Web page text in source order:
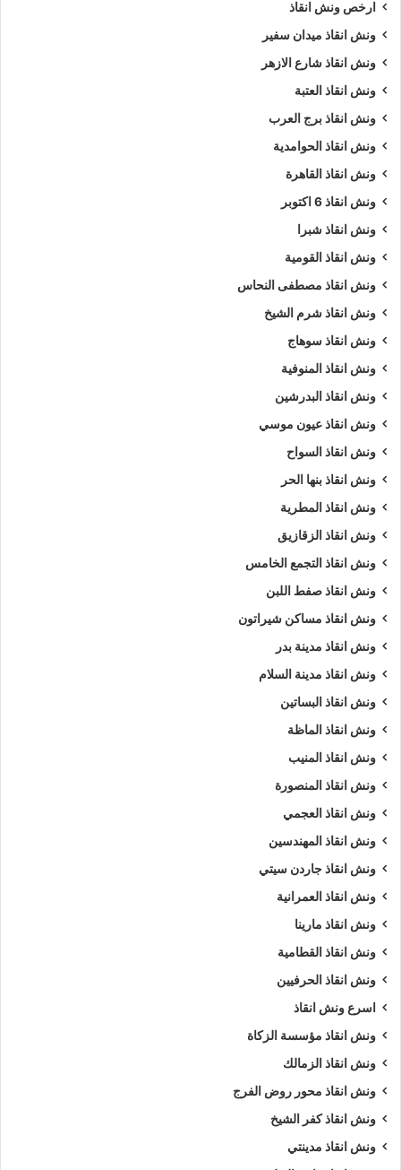
ارخص ونش انقاذ
ونش انقاذ ميدان سفير
ونش انقاذ شارع الازهر
ونش انقاذ العتبة
ونش انقاذ برج العرب
ونش انقاذ الحوامدية
ونش انقاذ القاهرة
ونش انقاذ 6 اكتوبر
ونش انقاذ شبرا
ونش انقاذ القومية
ونش انقاذ مصطفى النحاس
ونش انقاذ شرم الشيخ
ونش انقاذ سوهاج
ونش انقاذ المنوفية
ونش انقاذ البدرشين
ونش انقاذ عيون موسي
ونش انقاذ السواح
ونش انقاذ بنها الحر
ونش انقاذ المطرية
ونش انقاذ الزقازيق
ونش انقاذ التجمع الخامس
ونش انقاذ صفط اللبن
ونش انقاذ مساكن شيراتون
ونش انقاذ مدينة بدر
ونش انقاذ مدينة السلام
ونش انقاذ البساتين
ونش انقاذ الماظة
ونش انقاذ المنيب
ونش انقاذ المنصورة
ونش انقاذ العجمي
ونش انقاذ المهندسين
ونش انقاذ جاردن سيتي
ونش انقاذ العمرانية
ونش انقاذ مارينا
ونش انقاذ القطامية
ونش انقاذ الحرفيين
اسرع ونش انقاذ
ونش انقاذ مؤسسة الزكاة
ونش انقاذ الزمالك
ونش انقاذ محور روض الفرج
ونش انقاذ كفر الشيخ
ونش انقاذ مدينتي